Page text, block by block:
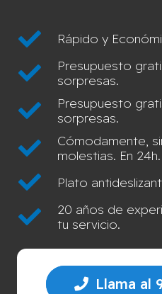
Rápido y
Presupuesto
sorpresas.
Presupuesto
sorpresas.
Cómodamente,
molestias. En 24h.
Plato
20 años de
tu servicio.
Llama al